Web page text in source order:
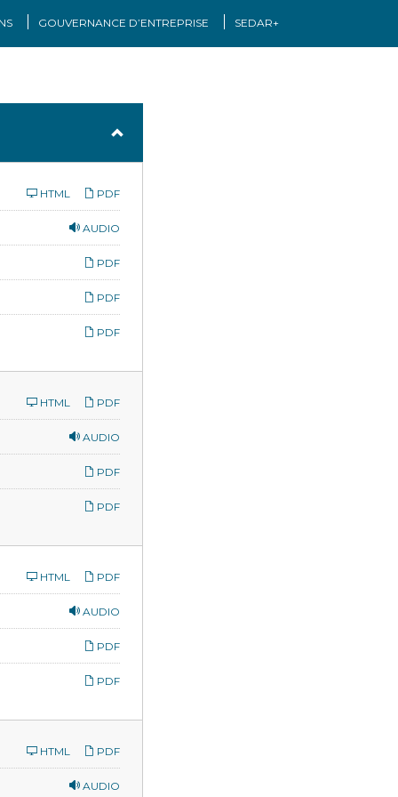
GOUVERNANCE D’ENTREPRISE SEDAR+
PDF
HTML
AUDIO
PDF
PDF
PDF
PDF
HTML
AUDIO
PDF
PDF
PDF
HTML
AUDIO
PDF
PDF
PDF
HTML
AUDIO